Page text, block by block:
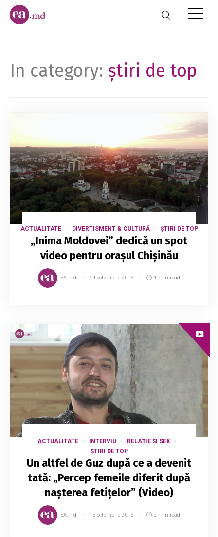
In category: știri de top
ACTUALITATE DIVERTISMENT & CULTURĂ ȘTIRI DE TOP
„Inima Moldovei” dedică un spot
video pentru orașul Chișinău
EA.md 14 octombrie 2015 1 min read
ACTUALITATE INTERVIU
RELAȚIE ȘI SEX
ȘTIRI DE TOP
Un altfel de Guz după ce a devenit
tată: „Percep femeile diferit după
nașterea fetițelor” (Video)
EA.md 13 octombrie 2015 2 min read